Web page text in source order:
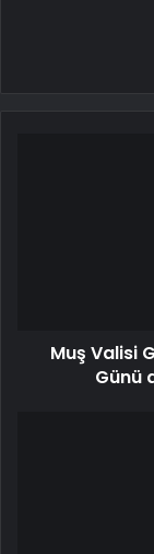
Muş Valisi
Günü